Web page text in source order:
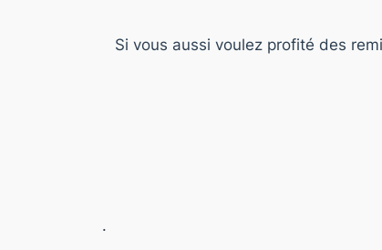
Si vous aussi voulez profité des
.